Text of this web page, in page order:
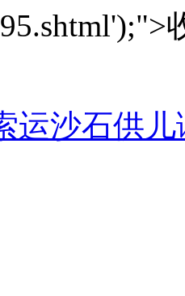
案告破
14次 连说抱歉
运沙石供儿